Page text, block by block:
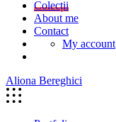
Colecții
About me
Contact
My account
Aliona Bereghici